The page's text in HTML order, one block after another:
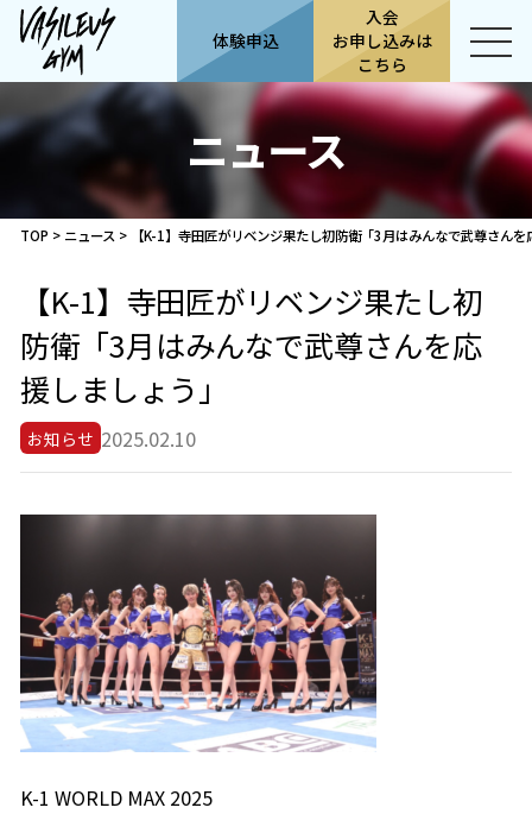
体験申込
入会
お申し込みは
こちら
ニュース
TOP > ニュース > 【K-1】寺田匠がリベンジ果たし初防衛「3月はみんなで武尊さん
【K-1】寺田匠がリベンジ果たし初
防衛「3月はみんなで武尊さんを応
援しましょう」
お知らせ 2025.02.10
K-1 WORLD MAX 2025